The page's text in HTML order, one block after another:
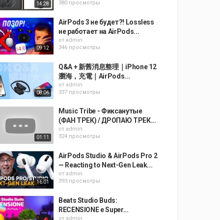
14:28 380 просмотры
09:12
AirPods 3 не будет?! Lossless
не работает на AirPods...
от admin
346 просмотры
08:06
Q&A + 新舊消息整理｜iPhone 12
瀏海，充電｜AirPods...
от admin
337 просмотры
01:11
Music Tribe - Фиксанутые
(ФАН ТРЕК) / ДРОПАЮ ТРЕК...
от admin
324 просмотры
16:01
AirPods Studio & AirPods Pro 2
— Reacting to Next-Gen Leak...
от admin
393 просмотры
Beats Studio Buds:
RECENSIONE e Super...
от admin